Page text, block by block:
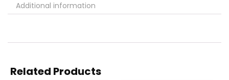
Additional information
Related Products